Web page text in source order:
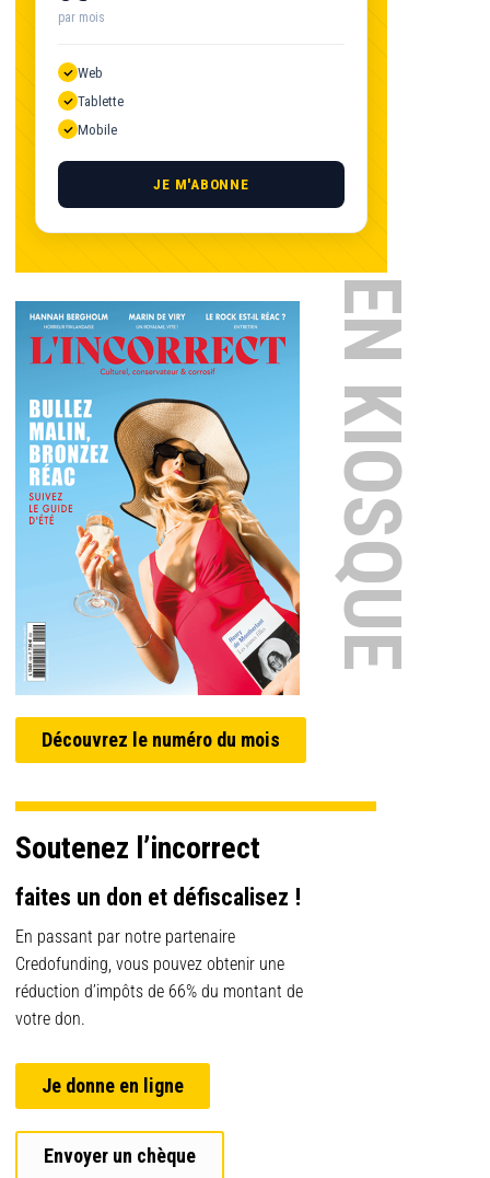
par mois
Web
Tablette
Mobile
JE M'ABONNE
EN KIOSQUE
Découvrez le numéro du mois
Soutenez l’incorrect
faites un don et défiscalisez !
En passant par notre partenaire
Credofunding, vous pouvez obtenir une
réduction d’impôts de 66% du montant de
votre don.
Je donne en ligne
Envoyer un chèque